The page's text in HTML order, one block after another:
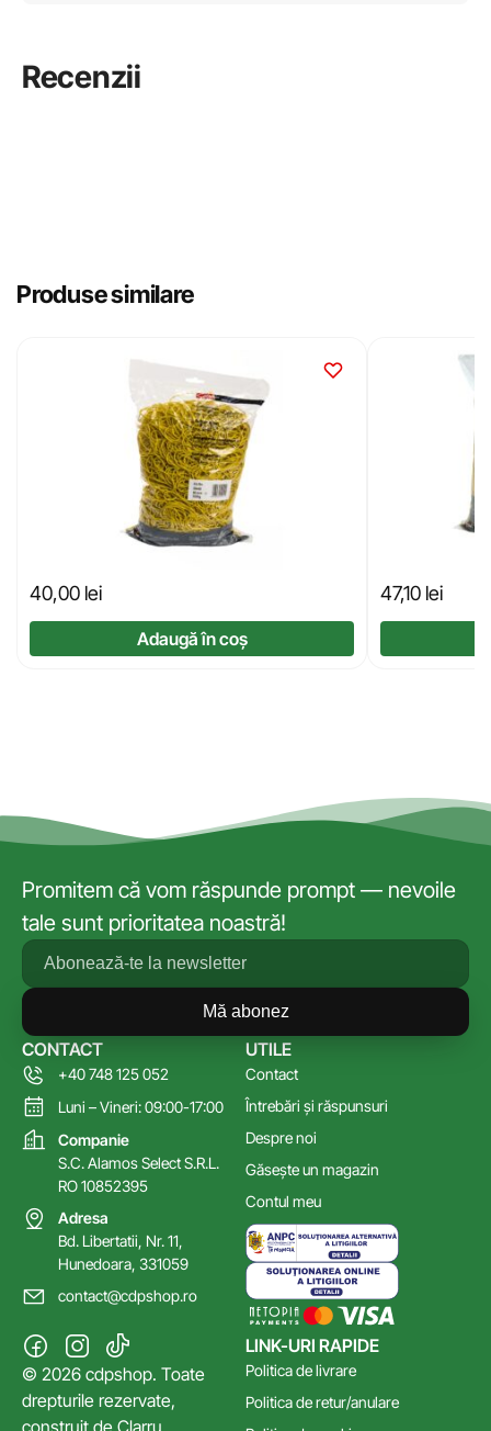
Recenzii
Produse similare
40,00 lei
Adaugă în coș
47,10 lei
Promitem că vom răspunde prompt — nevoile
tale sunt prioritatea noastră!
Mă abonez
LINK-URI RAPIDE
Politica de livrare
Politica de retur/anulare
UTILE
Contact
Întrebări și răspunsuri
Despre noi
Găsește un magazin
Contul meu
CONTACT
+40 748 125 052
Luni – Vineri: 09:00-17:00
Companie
S.C. Alamos Select S.R.L.
RO 10852395
Adresa
Bd. Libertatii, Nr. 11,
Hunedoara, 331059
contact@cdpshop.ro
© 2026 cdpshop. Toate
drepturile rezervate,